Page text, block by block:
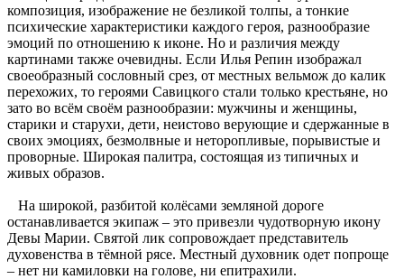
композиция, изображение не безликой толпы, а тонкие
психические характеристики каждого героя, разнообразие
эмоций по отношению к иконе. Но и различия между
картинами также очевидны. Если Илья Репин изображал
своеобразный сословный срез, от местных вельмож до калик
перехожих, то героями Савицкого стали только крестьяне, но
зато во всём своём разнообразии: мужчины и женщины,
старики и старухи, дети, неистово верующие и сдержанные в
своих эмоциях, безмолвные и неторопливые, порывистые и
проворные. Широкая палитра, состоящая из типичных и
живых образов.
На широкой, разбитой колёсами земляной дороге
останавливается экипаж – это привезли чудотворную икону
Девы Марии. Святой лик сопровождает представитель
духовенства в тёмной рясе. Местный духовник одет попроще
– нет ни камиловки на голове, ни епитрахили.